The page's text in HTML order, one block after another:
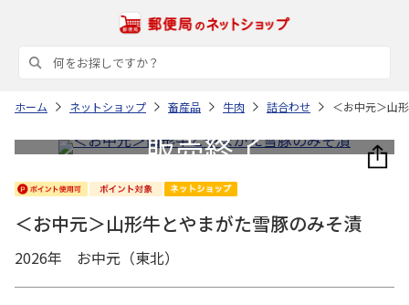
ホーム ネットショップ 畜産品 牛肉 詰合わせ ＜お中元＞山
＜お中元＞山形牛とやまがた雪豚のみそ漬
2026年 お中元（東北）